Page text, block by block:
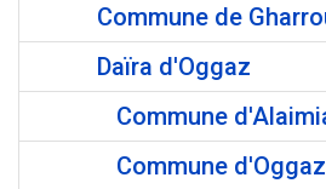
Commune de
Daïra d'Oggaz
Commune
Commune d'Oggaz